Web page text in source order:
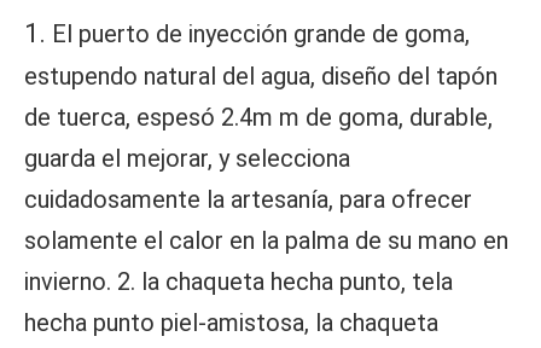
1. El puerto de inyección grande de goma,
estupendo natural del agua, diseño del tapón
de tuerca, espesó 2.4m m de goma, durable,
guarda el mejorar, y selecciona
cuidadosamente la artesanía, para ofrecer
solamente el calor en la palma de su mano en
invierno. 2. la chaqueta hecha punto, tela
hecha punto piel-amistosa, la chaqueta